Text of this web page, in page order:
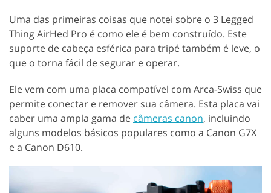
Uma das primeiras coisas que notei sobre o 3 Legged
Thing AirHed Pro é como ele é bem construído. Este
suporte de cabeça esférica para tripé também é leve, o
que o torna fácil de segurar e operar.
Ele vem com uma placa compatível com Arca-Swiss que
permite conectar e remover sua câmera. Esta placa vai
caber uma ampla gama de câmeras canon, incluindo
alguns modelos básicos populares como a Canon G7X
e a Canon D610.